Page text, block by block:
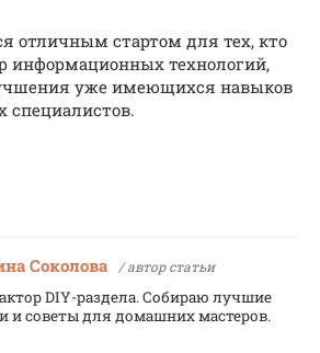
отличным стартом для тех, кто
информационных технологий,
уже имеющихся навыков
Соколова / автор статьи
DIY-раздела. Собираю лучшие
и советы для домашних мастеров.